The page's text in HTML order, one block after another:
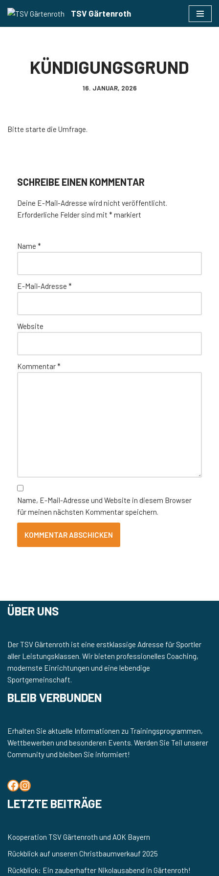
Zum
TSV Gärtenroth
KÜNDIGUNGSGRUND
16. JANUAR, 2026
Bitte starte die Umfrage.
SCHREIBE EINEN KOMMENTAR
Deine E-Mail-Adresse wird nicht veröffentlicht.
Erforderliche Felder sind mit * markiert
Name *
E-Mail-Adresse *
Website
Kommentar*
Name, E-Mail-Adresse und Website in diesem Browser
für meinen nächsten Kommentar speichern.
ÜBER UNS
Der TSV Gärtenroth ist eine erstklassige Adresse für Sportler
aller Leistungsklassen. Wir bieten professionelles Coaching,
modernste Einrichtungen und eine lebendige
Sportgemeinschaft.
BLEIB VERBUNDEN
Erhalten Sie aktuelle Informationen zu Trainingsprogrammen,
Wettbewerben und besonderen Events. Werden Sie Teil unserer
Community und bleiben Sie informiert!
LETZTE BEITRÄGE
Kooperation TSV Gärtenroth und AOK Bayern
Rückblick auf unseren Christbaumverkauf 2025
Rückblick: Ein zauberhafter Nikolausabend in Gärtenroth!